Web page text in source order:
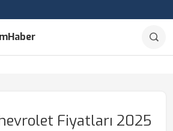
Fiyatları 2025